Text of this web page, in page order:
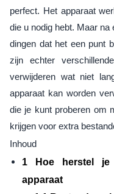
perfect. Het apparaat
die u nodig hebt. Maar
dingen dat het een punt
zijn echter
verwijderen wat niet
apparaat kan worden
die je kunt proberen om
krijgen voor extra
Inhoud
1 Hoe herstel je
apparaat